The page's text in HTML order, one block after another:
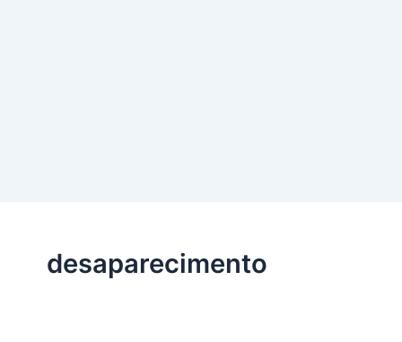
desaparecimento